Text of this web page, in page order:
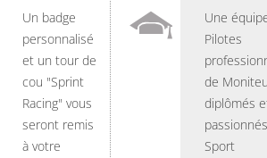
Un badge
personnalisé
et un tour de
cou "Sprint
Racing" vous
seront remis
à votre
Une
Pilotes
de
diplômés
Sport